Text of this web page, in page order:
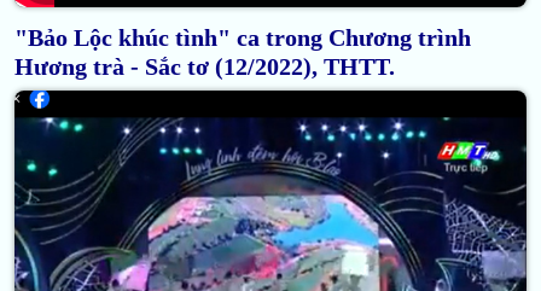
"Bảo Lộc khúc tình" ca trong Chương trình
Hương trà - Sắc tơ (12/2022), THTT.